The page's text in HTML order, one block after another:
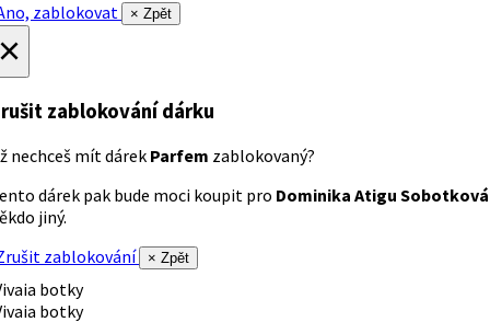
zablokovat
× Zpět
zablokování dárku
nechceš mít dárek Parfem zablokovaný?
dárek pak bude moci koupit pro Dominika Atigu Sobotková
jiný.
zablokování
× Zpět